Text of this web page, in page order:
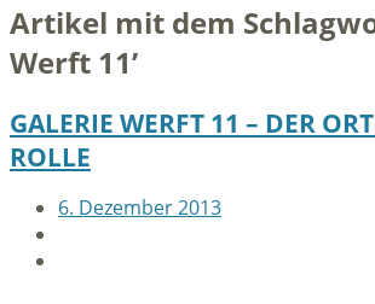
Artikel mit dem
Werft 11’
GALERIE WERFT 11 – DER
ROLLE
6. Dezember 2013